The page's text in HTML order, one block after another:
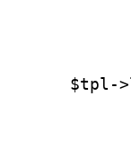
$tpl-